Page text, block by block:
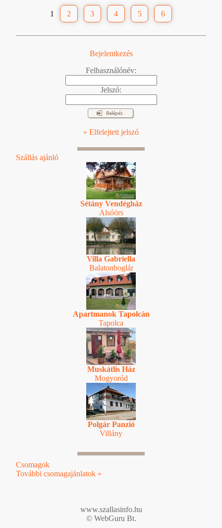
1 2 3 4 5 6
Bejelentkezés
Felhasználónév:
Jelszó:
» Elfelejtett jelszó
Szállás ajánló
Sétány Vendégház
Alsóörs
Villa Gabriella
Balatonboglár
Apartmanok Tapolcán
Tapolca
Muskátlis Ház
Mogyoród
Polgár Panzió
Villány
Csomagok
További csomagajánlatok »
www.szallasinfo.hu
© WebGuru Bt.